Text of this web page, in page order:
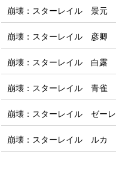
崩壊：スターレイル 景元
崩壊：スターレイル 彦卿
崩壊：スターレイル 白露
崩壊：スターレイル 青雀
崩壊：スターレイル ゼーレ
崩壊：スターレイル ルカ